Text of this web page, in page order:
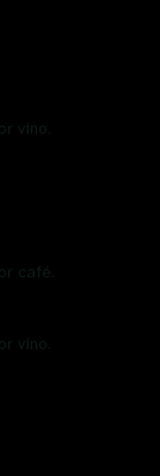
vino.
café.
vino.